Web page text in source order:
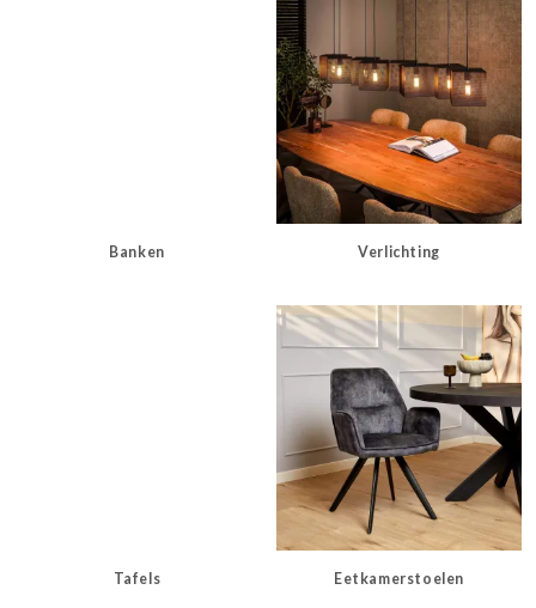
Banken Verlichting
Tafels Eetkamerstoelen